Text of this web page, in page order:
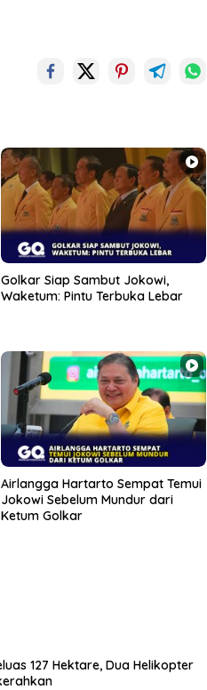
Golkar Siap Sambut Jokowi,
Waketum: Pintu Terbuka Lebar
Airlangga Hartarto Sempat Temui
Jokowi Sebelum Mundur dari
Ketum Golkar
127 Hektare, Dua Helikopter